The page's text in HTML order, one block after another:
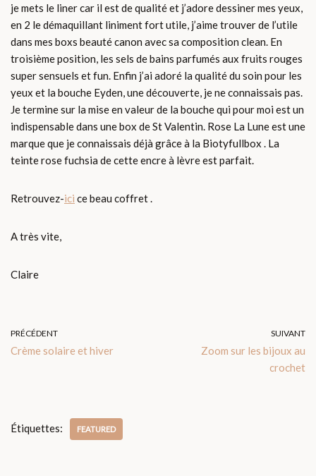
je mets le liner car il est de qualité et j’adore dessiner mes yeux,
en 2 le démaquillant liniment fort utile, j’aime trouver de l’utile
dans mes boxs beauté canon avec sa composition clean. En
troisième position, les sels de bains parfumés aux fruits rouges
super sensuels et fun. Enfin j’ai adoré la qualité du soin pour les
yeux et la bouche Eyden, une découverte, je ne connaissais pas.
Je termine sur la mise en valeur de la bouche qui pour moi est un
indispensable dans une box de St Valentin. Rose La Lune est une
marque que je connaissais déjà grâce à la Biotyfullbox . La
teinte rose fuchsia de cette encre à lèvre est parfait.
Retrouvez-ici ce beau coffret .
A très vite,
Claire
PRÉCÉDENT
Crème solaire et hiver
SUIVANT
Zoom sur les bijoux au
crochet
Étiquettes: FEATURED